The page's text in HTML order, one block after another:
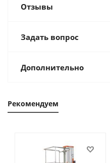
Отзывы
Задать вопрос
Дополнительно
Рекомендуем